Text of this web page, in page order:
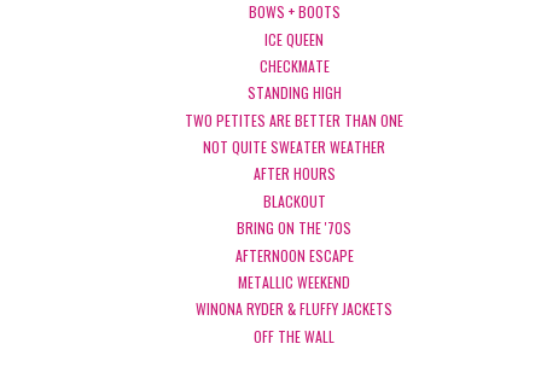
BOWS + BOOTS
ICE QUEEN
CHECKMATE
STANDING HIGH
TWO PETITES ARE BETTER THAN ONE
NOT QUITE SWEATER WEATHER
AFTER HOURS
BLACKOUT
BRING ON THE '70S
AFTERNOON ESCAPE
METALLIC WEEKEND
WINONA RYDER & FLUFFY JACKETS
OFF THE WALL